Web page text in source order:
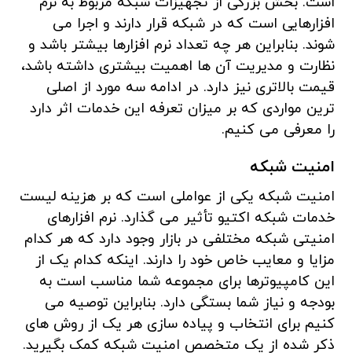
افزارهایی است که در شبکه قرار دارند و اجرا می
شوند. بنابراین هر چه تعداد نرم افزارها بیشتر باشد و
نظارت و مدیریت آن ها اهمیت بیشتری داشته باشد،
قیمت بالاتری نیز دارد. در ادامه سه مورد از اصلی
ترین مواردی که بر میزان تعرفه این خدمات اثر دارد
را معرفی می کنیم.
امنیت شبکه
امنیت شبکه یکی از عواملی است که بر هزینه لیست
خدمات شبکه اکتیو تأثیر می گذارد. نرم افزارهای
امنیتی شبکه مختلفی در بازار وجود دارد که هر کدام
مزایا و معایب خاص خود را دارند. اینکه کدام یک از
این کامپیوترها برای مجموعه شما مناسب است به
بودجه و نیاز شما بستگی دارد. بنابراین توصیه می
کنیم برای انتخاب و پیاده سازی هر یک از روش های
ذکر شده از یک متخصص امنیت شبکه کمک بگیرید.